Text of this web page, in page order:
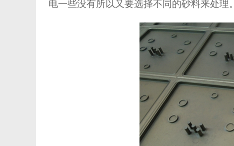
电一些没有所以又要选择不同的砂料来处理。